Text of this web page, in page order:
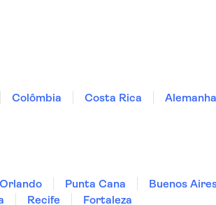
Colômbia Costa Rica Alemanha
Orlando Punta Cana Buenos
Recife
Fortaleza